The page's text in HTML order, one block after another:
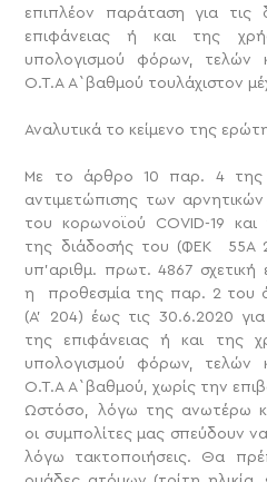
επιπλέον παράταση για τις
επιφάνειας ή και της
υπολογισμού φόρων, τελών
Ο.Τ.Α Α` βαθμού τουλάχιστον
Αναλυτικά το κείμενο της
Με το άρθρο 10 παρ. 4 της
αντιμετώπισης των
του κορωνοϊού COVID-19
της διάδοσής του (ΦΕΚ 55Α
υπ’αριθμ. πρωτ. 4867
η προθεσμία της παρ. 2 του
(Α’ 204) έως τις 30.6.2020
της επιφάνειας ή και της
υπολογισμού φόρων, τελών
Ο.Τ.Α Α` βαθμού, χωρίς την
Ωστόσο, λόγω της ανωτέρω
οι συμπολίτες μας σπεύδουν
λόγω τακτοποιήσεις. Θα